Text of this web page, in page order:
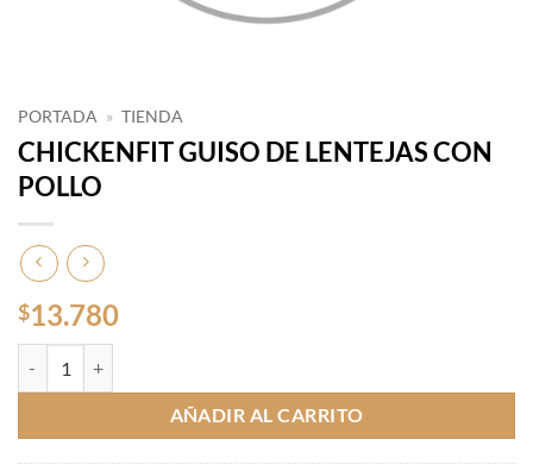
PORTADA » TIENDA
CHICKENFIT GUISO DE LENTEJAS CON
POLLO
$13.780
AÑADIR AL CARRITO